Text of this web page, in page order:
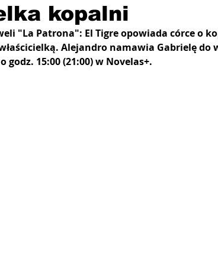
kopalni
"La Patrona": El Tigre opowiada córce o
Alejandro namawia Gabrielę do
godz. 15:00 (21:00) w Novelas+.